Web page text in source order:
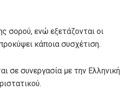
σορού, ενώ εξετάζονται οι
κάποια συσχέτιση.
σε συνεργασία με την Ελληνική